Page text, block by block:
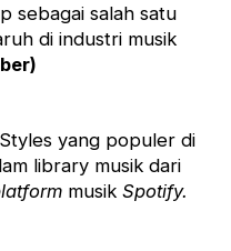
sebagai salah satu
di industri musik
yang populer di
library musik dari
musik Spotify.